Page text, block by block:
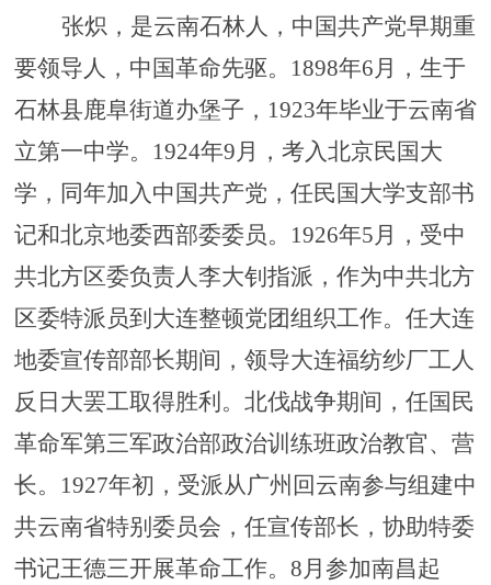
张炽， 是云南石林人， 中国共产党早期重
要领导人，中国革命先驱。 1898年6月，生于
石林县鹿阜街道办堡子，1923年毕业于云南省
立第一中学。1924年9月，考入北京民国大
学，同年加入中国共产党，任民国大学支部书
记和北京地委西部委委员。1926年5月，受中
共北方区委负责人李大钊指派，作为中共北方
区委特派员到大连整顿党团组织工作。任大连
地委宣传部部长期间，领导大连福纺纱厂工人
反日大罢工取得胜利。北伐战争期间，任国民
革命军第三军政治部政治训练班政治教官、营
长。1927年初，受派从广州回云南参与组建中
共云南省特别委员会，任宣传部长，协助特委
书记王德三开展革命工作。8月参加南昌起